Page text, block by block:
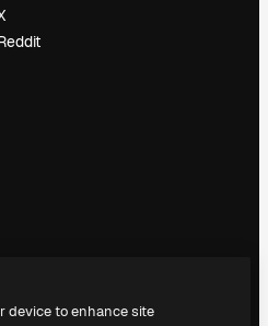
device to enhance site